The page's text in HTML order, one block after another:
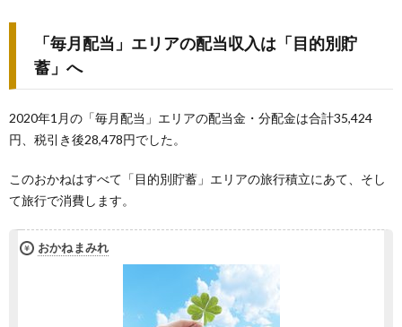
「毎月配当」エリアの配当収入は「目的別貯
蓄」へ
2020年1月の「毎月配当」エリアの配当金・分配金は合計35,424
円、税引き後28,478円でした。
このおかねはすべて「目的別貯蓄」エリアの旅行積立にあて、そし
て旅行で消費します。